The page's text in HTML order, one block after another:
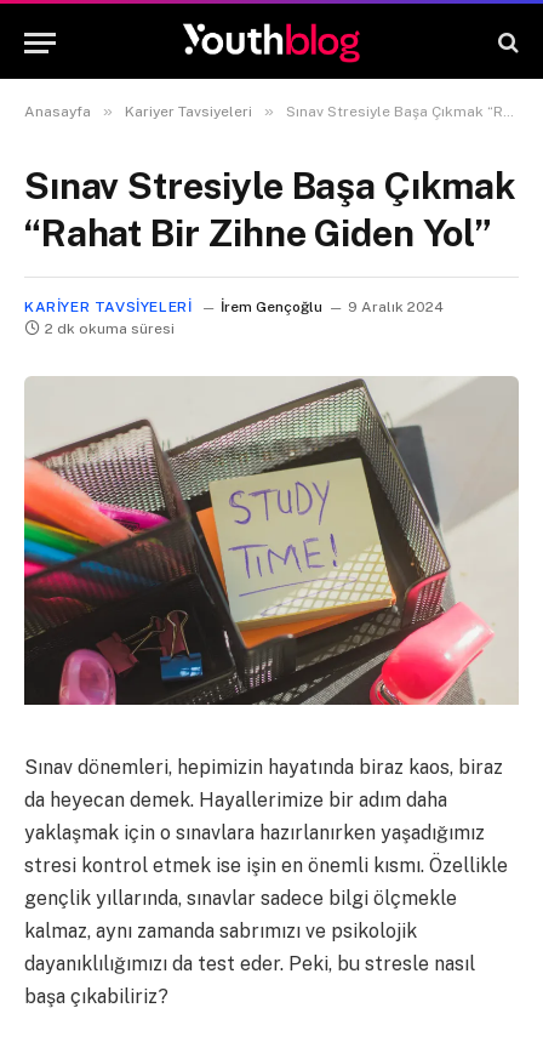
Anasayfa » Kariyer Tavsiyeleri » Sınav Stresiyle Başa Çıkmak “Rahat Bir Zihne Giden Yol”
Sınav Stresiyle Başa Çıkmak
“Rahat Bir Zihne Giden Yol”
KARIYER TAVSIYELERI İrem Gençoğlu
9 Aralık 2024
2 dk okuma süresi
Sınav dönemleri, hepimizin hayatında biraz kaos, biraz
da heyecan demek. Hayallerimize bir adım daha
yaklaşmak için o sınavlara hazırlanırken yaşadığımız
stresi kontrol etmek ise işin en önemli kısmı. Özellikle
gençlik yıllarında, sınavlar sadece bilgi ölçmekle
kalmaz, aynı zamanda sabrımızı ve psikolojik
dayanıklılığımızı da test eder. Peki, bu stresle nasıl
başa çıkabiliriz?